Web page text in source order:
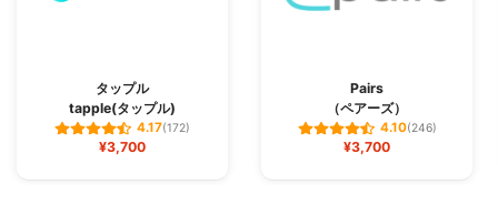
タップル
tapple(タップル)
4.17(172)
¥3,700
Pairs
（ペアーズ）
4.10(246)
¥3,700